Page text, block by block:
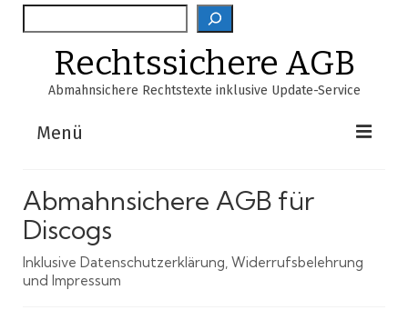
Suche
Rechtssichere AGB
Abmahnsichere Rechtstexte inklusive Update-Service
Menü
AGB-Verzeichnis
EasyScan
FAQ
Abmahnsichere AGB für
Discogs
Inklusive Datenschutzerklärung, Widerrufsbelehrung
und Impressum